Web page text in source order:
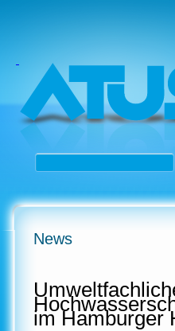
Suchbegriffe
News
im Hamburger